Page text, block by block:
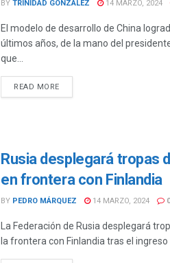
BY TRINIDAD GONZÁLEZ 14 MARZO, 2024
El modelo de desarrollo de China
últimos años, de la mano del
que...
READ MOREDETAILS
Rusia desplegará tropas
en frontera con Finlandia
BY PEDRO MÁRQUEZ 14 MARZO, 2024 0
La Federación de Rusia desplegará
la frontera con Finlandia tras el ingreso